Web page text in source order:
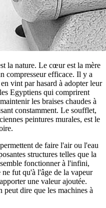
la nature. Le cœur est la mère
compresseur efficace. Il y a
vint par hasard à adopter leur
Egyptiens qui comprirent
les braises chaudes à
constamment. Le soufflet,
peintures murales, est le
de faire l'air ou l'eau
structures telles que la
fonctionner à l'infini,
fut qu'à l'âge de la vapeur
une valeur ajoutée.
peut dire que les machines à